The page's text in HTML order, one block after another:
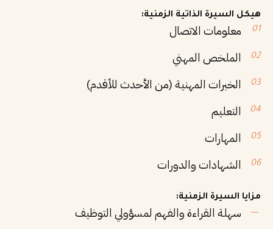
هيكل السيرة الذاتية الزمنية:
معلومات الاتصال
الملخص المهني
الخبرات المهنية (من الأحدث للأقدم)
التعليم
المهارات
الشهادات والدورات
مزايا السيرة الزمنية:
سهلة القراءة والفهم لمسؤولي التوظيف